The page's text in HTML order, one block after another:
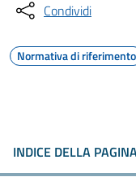
Condividi
Normativa di riferimento
INDICE DELLA